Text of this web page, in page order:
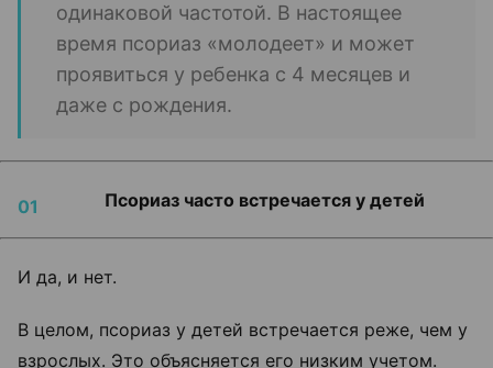
одинаковой частотой. В настоящее
время псориаз «молодеет» и может
проявиться у ребенка с 4 месяцев и
даже с рождения.
Псориаз часто встречается у детей
И да, и нет.
В целом, псориаз у детей встречается реже, чем у
взрослых. Это объясняется его низким учетом.